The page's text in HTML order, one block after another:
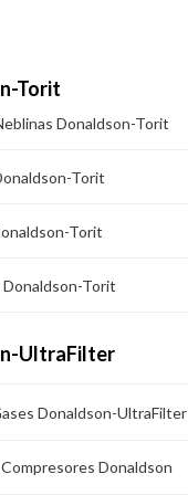
Torit
Donaldson-Torit
Torit
Torit
Donaldson-Torit
UltraFilter
Donaldson-UltraFilter
Donaldson